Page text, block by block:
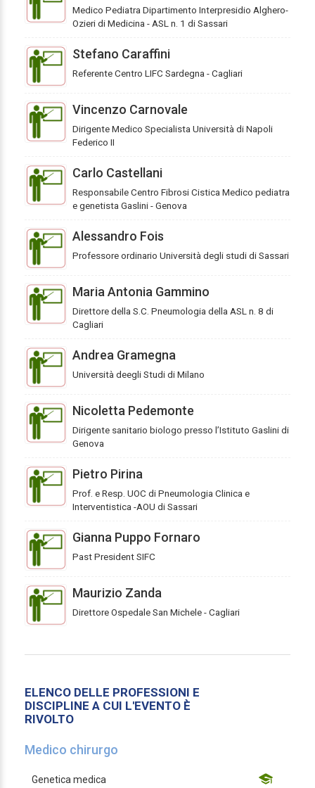
Medico Pediatra Dipartimento Interpresidio Alghero-
Ozieri di Medicina - ASL n. 1 di Sassari
Stefano Caraffini
Referente Centro LIFC Sardegna - Cagliari
Vincenzo Carnovale
Dirigente Medico Specialista Università di Napoli
Federico II
Carlo Castellani
Responsabile Centro Fibrosi Cistica Medico pediatra
e genetista Gaslini - Genova
Alessandro Fois
Professore ordinario Università degli studi di Sassari
Maria Antonia Gammino
Direttore della S.C. Pneumologia della ASL n. 8 di
Cagliari
Andrea Gramegna
Università deegli Studi di Milano
Nicoletta Pedemonte
Dirigente sanitario biologo presso l’Istituto Gaslini di
Genova
Pietro Pirina
Prof. e Resp. UOC di Pneumologia Clinica e
Interventistica -AOU di Sassari
Gianna Puppo Fornaro
Past President SIFC
Maurizio Zanda
Direttore Ospedale San Michele - Cagliari
ELENCO DELLE PROFESSIONI E
DISCIPLINE A CUI L'EVENTO È
RIVOLTO
Medico chirurgo
Genetica medica